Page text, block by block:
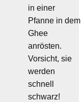
in einer
Pfanne in dem
Ghee
anrösten.
Vorsicht, sie
werden
schnell
schwarz!